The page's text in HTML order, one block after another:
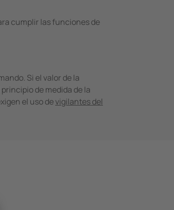
cumplir las funciones de
Si el valor de la
de medida de la
el uso devigilantes ­del